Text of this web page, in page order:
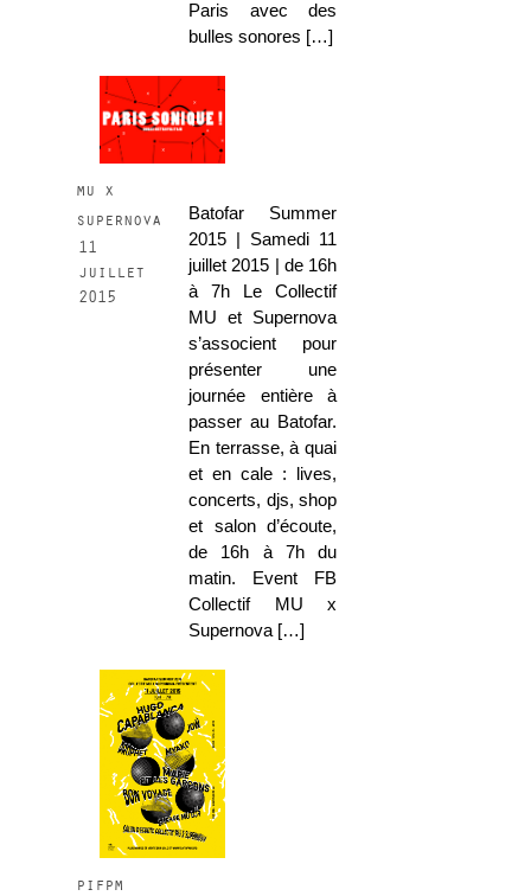
Paris avec des
bulles sonores […]
mu x
supernova
11
juillet
2015
Batofar Summer
2015 | Samedi 11
juillet 2015 | de 16h
à 7h Le Collectif
MU et Supernova
s’associent pour
présenter une
journée entière à
passer au Batofar.
En terrasse, à quai
et en cale : lives,
concerts, djs, shop
et salon d’écoute,
de 16h à 7h du
matin. Event FB
Collectif MU x
Supernova […]
pifpm